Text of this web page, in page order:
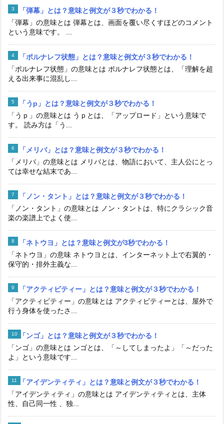
「弾幕」とは？意味と例文が３秒でわかる！
「弾幕」の意味とは 弾幕とは、画面を覆い尽くすほどのコメント
という意味です。 ...
「ポルナレフ状態」とは？意味と例文が３秒でわかる！
「ポルナレフ状態」の意味とは ポルナレフ状態とは、「理解を超
える出来事に混乱し...
「うp」とは？意味と例文が３秒でわかる！
「うｐ」の意味とは うｐとは、「アップロード」という意味で
す。 読み方は「う...
「メリバ」とは？意味と例文が３秒でわかる！
「メリバ」の意味とは メリバとは、物語において、主人公にとっ
ては幸せな結末であ...
「ノン・タント」とは？意味と例文が３秒でわかる！
「ノン・タント」の意味とは ノン・タントは、特にクラシック音
楽の楽譜上でよく使...
「ネトウヨ」とは？意味と例文が3秒でわかる！
「ネトウヨ」の意味 ネトウヨとは、インターネット上で右翼的・
保守的・排外主義な...
「アクティビティー」とは？意味と例文が３秒でわかる！
「アクティビティー」の意味とは アクティビティーとは、屋外で
行う身体を使ったさ...
「ンゴ」とは？意味と例文が３秒でわかる！
「ンゴ」の意味とは ンゴとは、「～してしまったよ」「～だった
よ」という意味です...
「アイデンティティ」とは？意味と例文が３秒でわかる！
「アイデンティティ」の意味とは アイデンティティとは、主体
性、自己同一性 、独...